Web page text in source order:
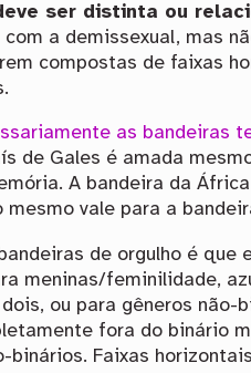
ser distinta ou
a demissexual, mas
compostas de faixas
as bandeiras
de Gales é amada
A bandeira da
mesmo vale para a
de orgulho é que
meninas/feminilidade,
ou para gêneros não-
fora do binário
binários. Faixas